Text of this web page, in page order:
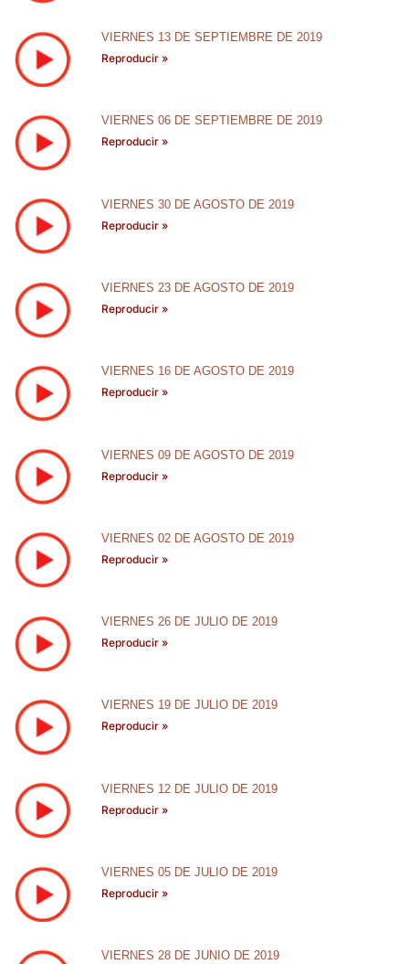
VIERNES 13 DE SEPTIEMBRE DE 2019
Reproducir »
VIERNES 06 DE SEPTIEMBRE DE 2019
Reproducir »
VIERNES 30 DE AGOSTO DE 2019
Reproducir »
VIERNES 23 DE AGOSTO DE 2019
Reproducir »
VIERNES 16 DE AGOSTO DE 2019
Reproducir »
VIERNES 09 DE AGOSTO DE 2019
Reproducir »
VIERNES 02 DE AGOSTO DE 2019
Reproducir »
VIERNES 26 DE JULIO DE 2019
Reproducir »
VIERNES 19 DE JULIO DE 2019
Reproducir »
VIERNES 12 DE JULIO DE 2019
Reproducir »
VIERNES 05 DE JULIO DE 2019
Reproducir »
VIERNES 28 DE JUNIO DE 2019